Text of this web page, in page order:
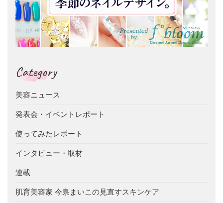
Category
美容ニュース
発表会・イベントレポート
使ってみたレポート
インタビュー・取材
連載
肌育美容家 今泉まいこの見直すスキンケア